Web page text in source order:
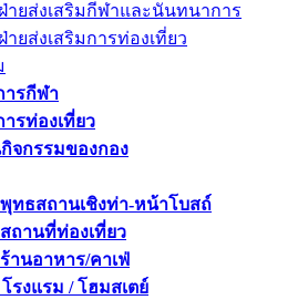
ฝ่ายส่งเสริมกีฬาและนันทนาการ
ฝ่ายส่งเสริมการท่องเที่ยว
ารกีฬา
ารท่องเที่ยว
จกรรมของกอง
ทธสถานเชิงท่า-หน้าโบสถ์
ถานที่ท่องเที่ยว
านอาหาร/คาเฟ่
รงแรม / โฮมสเตย์